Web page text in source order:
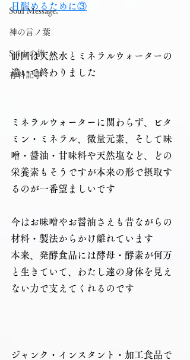
Soul Message.
神の言ノ葉
Spiritの旅
有料記事
目醒めるために③
前回は天然水とミネラルウォーターの
違いで終わりました
ミネラルウォーターに関わらず、ビタ
ミン・ミネラル、微量元素、そして味
噌・醤油・甘味料や天然塩など、どの
栄養素もそうですが本来の形で摂取す
るのが一番望ましいです
今はお味噌やお醤油さえも昔ながらの
材料・製法からかけ離れています
本来、発酵食品には酵母・酵素が何万
と生きていて、わたし達の身体を見え
ない力で支えてくれるのです
ジャンク・インスタント・加工食品で